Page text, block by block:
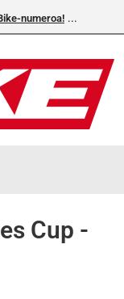
numeroa!
Cup -